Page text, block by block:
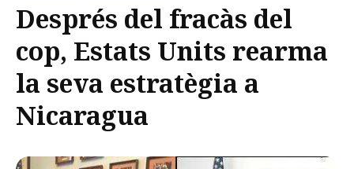
Després del fracàs del
cop, Estats Units rearma
la seva estratègia a
Nicaragua